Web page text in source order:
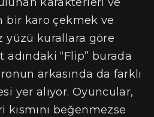
bir karo çekmek ve
yüzü kurallara göre
“Flip” burada
arkasında da farklı
yer alıyor. Oyuncular,
beğenmezse